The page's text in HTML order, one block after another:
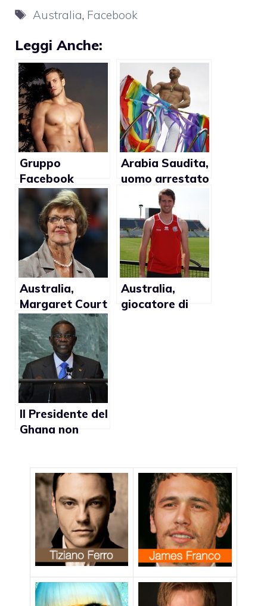
Tag
Australia, Facebook
Leggi Anche:
Gruppo
Facebook
censurato per
immagine gay
Arabia Saudita,
uomo arrestato
omosessualità
praticata
tramite
Facebook
Australia,
Margaret Court
contro
matrimonio gay
Australia,
giocatore di
Il Presidente del
Ghana non
l’omosessualità